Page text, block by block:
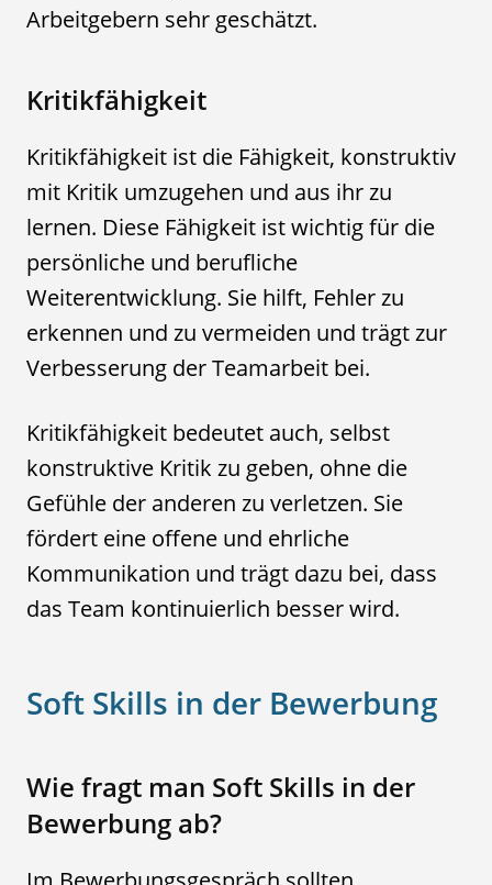
Arbeitgebern sehr geschätzt.
Kritikfähigkeit
Kritikfähigkeit ist die Fähigkeit, konstruktiv
mit Kritik umzugehen und aus ihr zu
lernen. Diese Fähigkeit ist wichtig für die
persönliche und berufliche
Weiterentwicklung. Sie hilft, Fehler zu
erkennen und zu vermeiden und trägt zur
Verbesserung der Teamarbeit bei.
Kritikfähigkeit bedeutet auch, selbst
konstruktive Kritik zu geben, ohne die
Gefühle der anderen zu verletzen. Sie
fördert eine offene und ehrliche
Kommunikation und trägt dazu bei, dass
das Team kontinuierlich besser wird.
Soft Skills in der Bewerbung
Wie fragt man Soft Skills in der
Bewerbung ab?